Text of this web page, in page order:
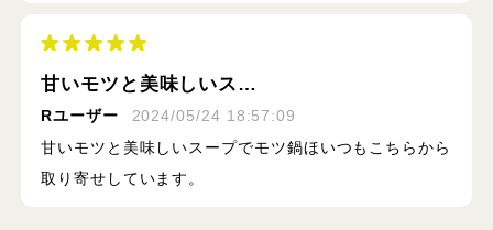
甘いモツと美味しいス…
Rユーザー
2024/05/24 18:57:09
甘いモツと美味しいスープでモツ鍋ほいつもこちらから
取り寄せしています。